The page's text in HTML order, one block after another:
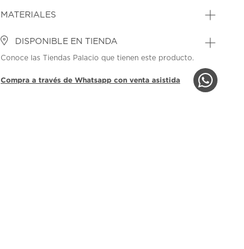
MATERIALES
DISPONIBLE EN TIENDA
Conoce las Tiendas Palacio que tienen este producto.
Compra a través de Whatsapp con venta asistida